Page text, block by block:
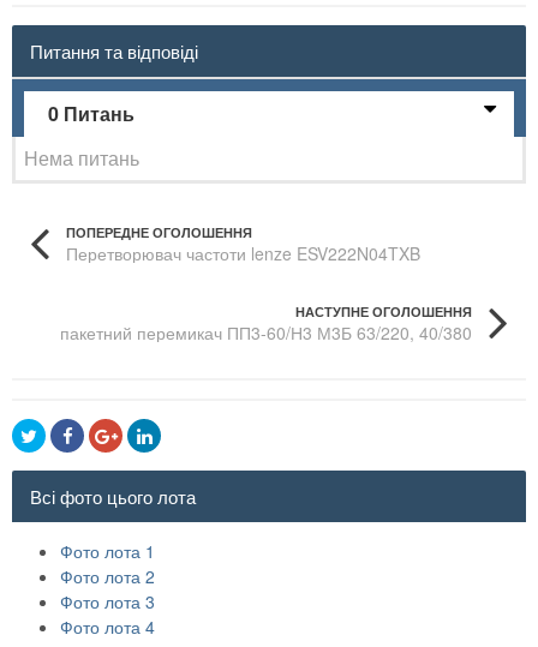
Питання та відповіді
0 Питань
Нема питань
ПОПЕРЕДНЕ ОГОЛОШЕННЯ
Перетворювач частоти lenze ESV222N04TXB
НАСТУПНЕ ОГОЛОШЕННЯ
пакетний перемикач ПП3-60/Н3 М3Б 63/220, 40/380
Всі фото цього лота
Фото лота 1
Фото лота 2
Фото лота 3
Фото лота 4